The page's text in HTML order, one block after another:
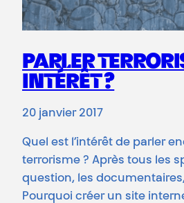
PARLER
INTÉRÊT ?
20 janvier 2017
Quel est l’intérêt de parler
terrorisme ? Après tous les
question, les
Pourquoi créer un site